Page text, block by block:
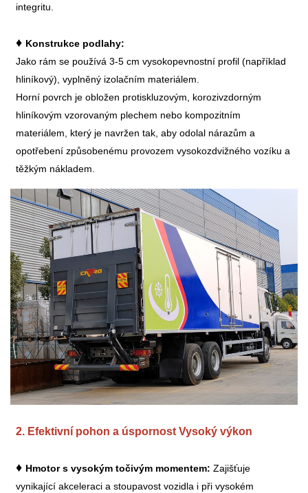
integritu.
♦ Konstrukce podlahy:
Jako rám se používá 3-5 cm vysokopevnostní profil (například
hliníkový), vyplněný izolačním materiálem.
Horní povrch je obložen protiskluzovým, korozivzdorným
hliníkovým vzorovaným plechem nebo kompozitním
materiálem, který je navržen tak, aby odolal nárazům a
opotřebení způsobenému provozem vysokozdvižného vozíku a
těžkým nákladem.
2. Efektivní pohon a úspornost Vysoký výkon
♦ Hmotor s vysokým točivým momentem: Zajišťuje
vynikající akceleraci a stoupavost vozidla i při vysokém